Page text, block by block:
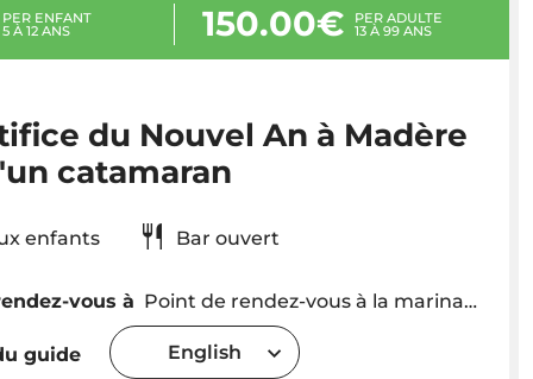
PER ENFANT
5 À 12 ANS 150.00€ PER ADULTE
13 À 99 ANS
du Nouvel An à Madère
catamaran
enfants Bar ouvert
vous à Point de rendez-vous à la marina de Funchal 45 minutes avant le départ du catamaran VMT Madeira
guide English